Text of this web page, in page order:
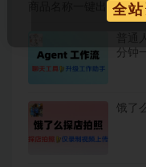
商品名称一键出主图AI
分钟
饿了
全